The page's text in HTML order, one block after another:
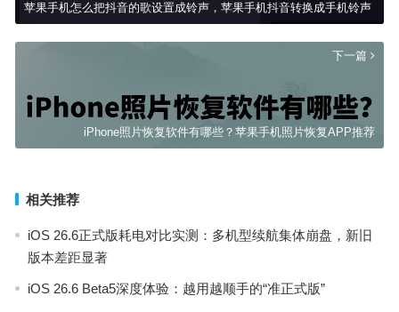
苹果手机怎么把抖音的歌设置成铃声，苹果手机抖音转换成手机铃声
下一篇
iPhone照片恢复软件有哪些？苹果手机照片恢复APP推荐
相关推荐
iOS 26.6正式版耗电对比实测：多机型续航集体崩盘，新旧
版本差距显著
iOS 26.6 Beta5深度体验：越用越顺手的“准正式版”